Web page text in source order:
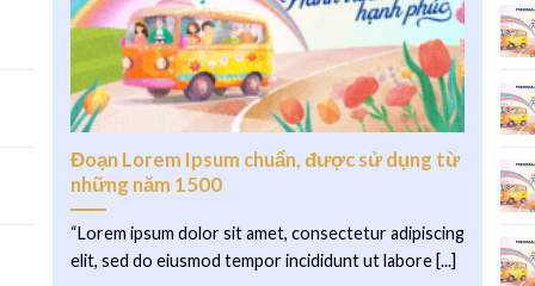
Đoạn Lorem Ipsum chuẩn, được sử dụng từ
những năm 1500
“Lorem ipsum dolor sit amet, consectetur adipiscing
elit, sed do eiusmod tempor incididunt ut labore [...]